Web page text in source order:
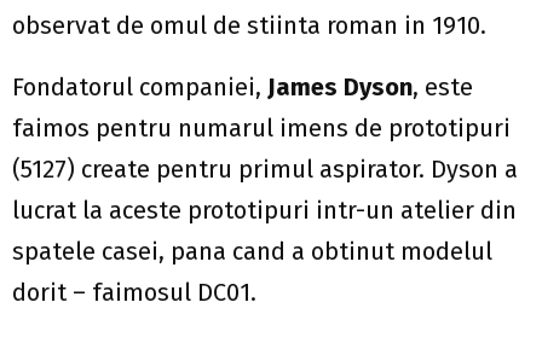
observat de omul de stiinta roman in 1910.
Fondatorul companiei, James Dyson, este
faimos pentru numarul imens de prototipuri
(5127) create pentru primul aspirator. Dyson a
lucrat la aceste prototipuri intr-un atelier din
spatele casei, pana cand a obtinut modelul
dorit – faimosul DC01.